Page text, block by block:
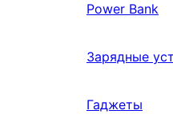
Power Bank
Зарядные
Гаджеты